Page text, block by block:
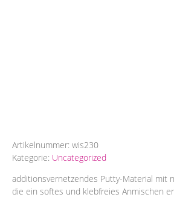
Artikelnummer: wis230
Kategorie: Uncategorized
additionsvernetzendes Putty-Material mit
die ein softes und klebfreies Anmischen